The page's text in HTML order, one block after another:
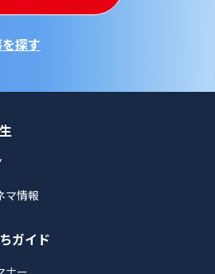
探す
マ情報
ガイド